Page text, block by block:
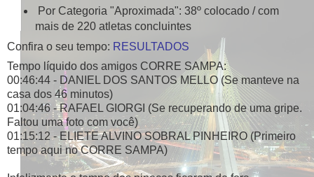
Por Categoria "Aproximada": 38º colocado / com
mais de 220 atletas concluintes
Confira o seu tempo: RESULTADOS
Tempo líquido dos amigos CORRE SAMPA:
00:46:44 - DANIEL DOS SANTOS MELLO (Se manteve na
casa dos 46 minutos)
01:04:46 - RAFAEL GIORGI (Se recuperando de uma gripe.
Faltou uma foto com você)
01:15:12 - ELIETE ALVINO SOBRAL PINHEIRO (Primeiro
tempo aqui no CORRE SAMPA)